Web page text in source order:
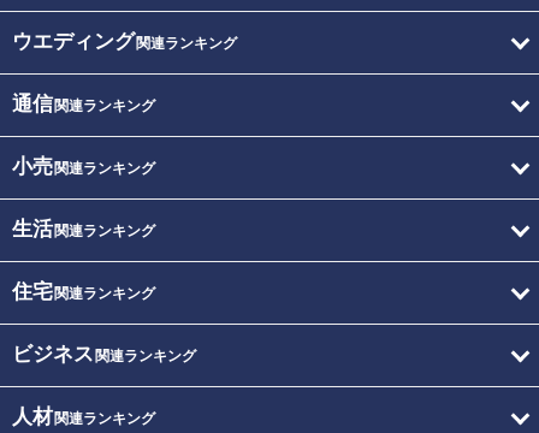
ウエディング関連ランキング
通信関連ランキング
小売関連ランキング
生活関連ランキング
住宅関連ランキング
ビジネス 関連ランキング
人材関連ランキング